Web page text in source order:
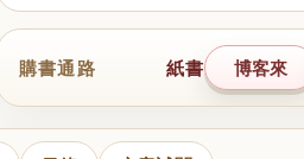
購書通路 紙書 博客來